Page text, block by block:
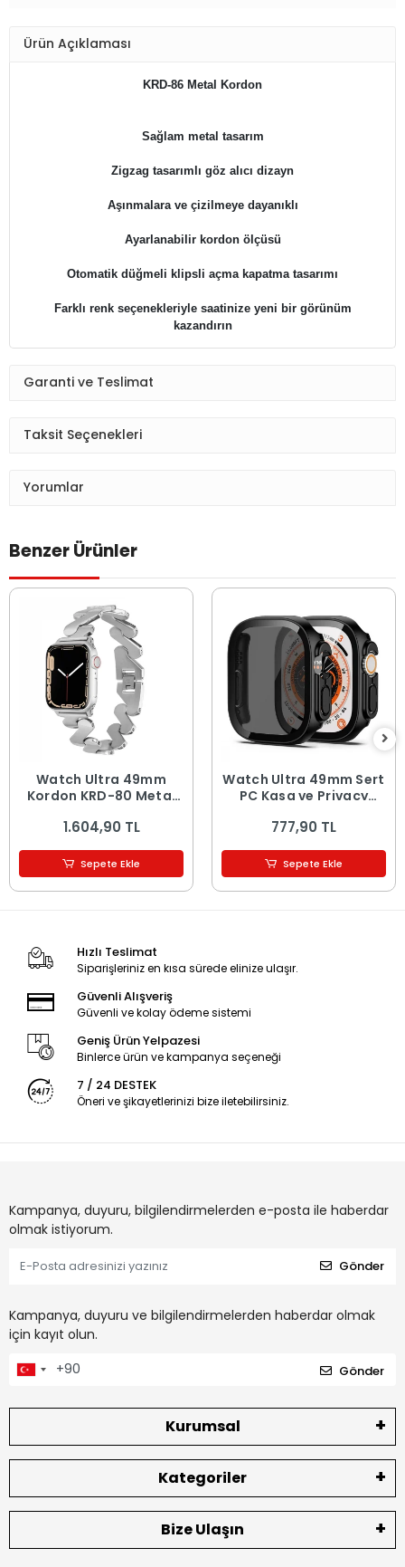
Ürün Açıklaması
KRD-86 Metal Kordon
Sağlam metal tasarım
Zigzag tasarımlı göz alıcı dizayn
Aşınmalara ve çizilmeye dayanıklı
Ayarlanabilir kordon ölçüsü
Otomatik düğmeli klipsli açma kapatma tasarımı
Farklı renk seçenekleriyle saatinize yeni bir görünüm
kazandırın
Garanti ve Teslimat
Taksit Seçenekleri
Yorumlar
Benzer Ürünler
​​​Watch Ultra 49mm
Kordon KRD-80 Metal
1.604,90 TL
Sepete Ekle
Watch Ultra 49mm Sert
PC Kasa ve Privacy
Gard 23
777,90 TL
Sepete Ekle
Hızlı Teslimat
Siparişleriniz en kısa sürede elinize ulaşır.
Güvenli Alışveriş
Güvenli ve kolay ödeme sistemi
Geniş Ürün Yelpazesi
Binlerce ürün ve kampanya seçeneği
7 / 24 DESTEK
Öneri ve şikayetlerinizi bize iletebilirsiniz.
Kampanya, duyuru, bilgilendirmelerden e-posta ile haberdar
olmak istiyorum.
Gönder
Kampanya, duyuru ve bilgilendirmelerden haberdar olmak
için kayıt olun.
Gönder
Kurumsal
Kategoriler
Bize Ulaşın